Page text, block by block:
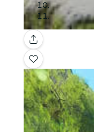
Galleria